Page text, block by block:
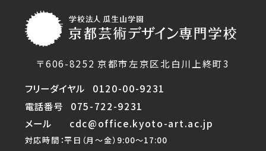
〒606-8252 京都市左京区北白川上終町3
フリーダイヤル
0120-00-9231
電話番号
075-722-9231
メール
cdc@office.kyoto-art.ac.jp
対応時間：平日（月〜金）9:00〜17:00